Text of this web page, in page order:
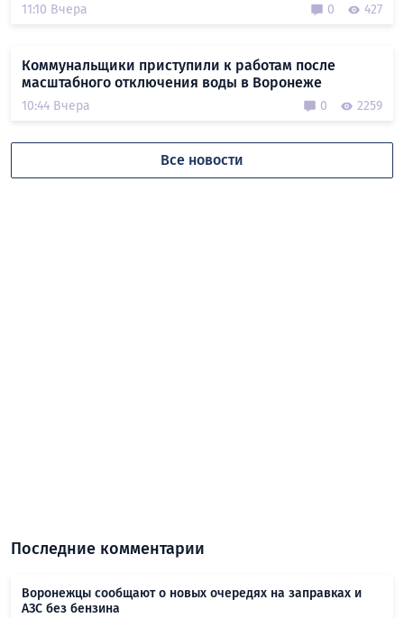
11:10 Вчера 0 427
Коммунальщики приступили к работам после
масштабного отключения воды в Воронеже
10:44 Вчера 0 2259
Все новости
Последние комментарии
Воронежцы сообщают о новых очередях на заправках и
АЗС без бензина